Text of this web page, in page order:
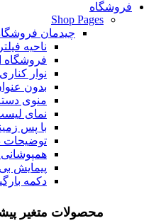
فروشگاه
Shop Pages
چیدمان
ناحیه
فروشگاه
نوار
بدون
منوی
نمای
با پس
توضیحات
همپوشانی
پیمایش
دکمه
محصولات متغیر